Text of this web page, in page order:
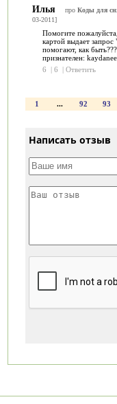
Илья про Коды для
03-2011]
Помогите
картой выдает
помогают, как
признателен:
6
| 6 | Ответить
1 ... 92 93
Написать отзыв